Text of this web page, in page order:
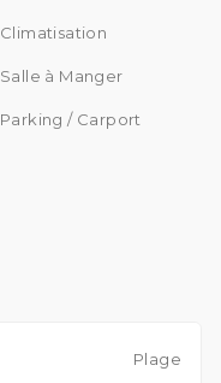
Climatisation
Salle à Manger
Parking / Carport
Plage